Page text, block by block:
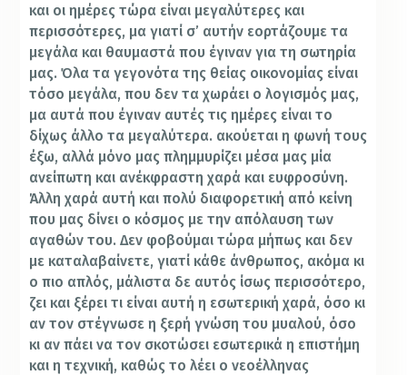
και οι ημέρες τώρα είναι μεγαλύτερες και
περισσότερες, μα γιατί σ’ αυτήν εορτάζουμε τα
μεγάλα και θαυμαστά που έγιναν για τη σωτηρία
μας. Όλα τα γεγονότα της θείας οικονομίας είναι
τόσο μεγάλα, που δεν τα χωράει ο λογισμός μας,
μα αυτά που έγιναν αυτές τις ημέρες είναι το
δίχως άλλο τα μεγαλύτερα. ακούεται η φωνή τους
έξω, αλλά μόνο μας πλημμυρίζει μέσα μας μία
ανείπωτη και ανέκφραστη χαρά και ευφροσύνη.
Άλλη χαρά αυτή και πολύ διαφορετική από κείνη
που μας δίνει ο κόσμος με την απόλαυση των
αγαθών του. Δεν φοβούμαι τώρα μήπως και δεν
με καταλαβαίνετε, γιατί κάθε άνθρωπος, ακόμα κι
ο πιο απλός, μάλιστα δε αυτός ίσως περισσότερο,
ζει και ξέρει τι είναι αυτή η εσωτερική χαρά, όσο κι
αν τον στέγνωσε η ξερή γνώση του μυαλού, όσο
κι αν πάει να τον σκοτώσει εσωτερικά η επιστήμη
και η τεχνική, καθώς το λέει ο νεοέλληνας